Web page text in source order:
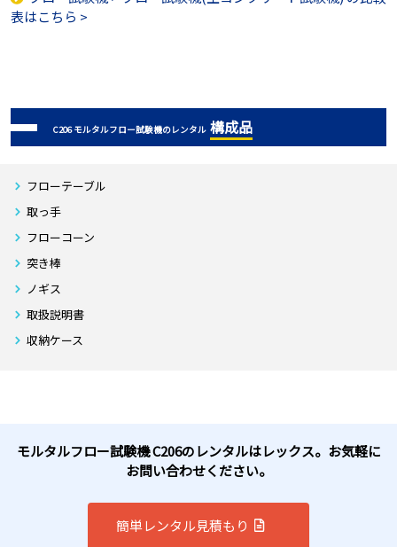
表はこちら >
C206 モルタルフロー試験機のレンタル 構成品
フローテーブル
取っ手
フローコーン
突き棒
ノギス
取扱説明書
収納ケース
モルタルフロー試験機 C206のレンタルはレックス。お気軽に
お問い合わせください。
簡単レンタル見積もり